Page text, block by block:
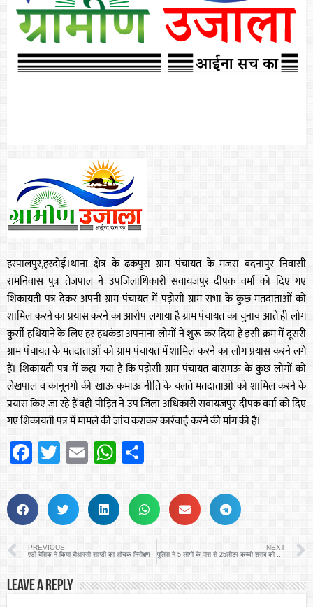
हरपालपुर,हरदोई।थाना क्षेत्र के ढकपुरा ग्राम पंचायत के मजरा बदनापुर निवासी
रामनिवास पुत्र तेजपाल ने उपजिलाधिकारी सवायजपुर दीपक वर्मा को दिए गए
शिकायती पत्र देकर अपनी ग्राम पंचायत में पड़ोसी ग्राम सभा के कुछ मतदाताओं को
शामिल करने का प्रयास करने का आरोप लगाया है ग्राम पंचायत का चुनाव आते ही लोग
कुर्सी हथियाने के लिए हर हथकंडा अपनाना लोगों ने शुरू कर दिया है इसी क्रम में दूसरी
ग्राम पंचायत के मतदाताओं को ग्राम पंचायत में शामिल करने का लोग प्रयास करने लगे
हैं। शिकायती पत्र में कहा गया है कि पड़ोसी ग्राम पंचायत बारामऊ के कुछ लोगों को
लेखपाल व कानूनगो की खाऊ कमाऊ नीति के चलते मतदाताओं को शामिल करने के
प्रयास किए जा रहे हैं वही पीड़ित ने उप जिला अधिकारी सवायजपुर दीपक वर्मा को दिए
गए शिकायती पत्र में मामले की जांच कराकर कार्रवाई करने की मांग की है।
Facebook
Twitter
EmailWhatsApp
PREVIOUS
एडी बेसिक ने किया बीआरसी साण्डी का औचक निरीक्षण
NEXT
पुलिस ने 5 लोगों के पास से 25लीटर कच्ची शराब की बरामद
Leave a Reply